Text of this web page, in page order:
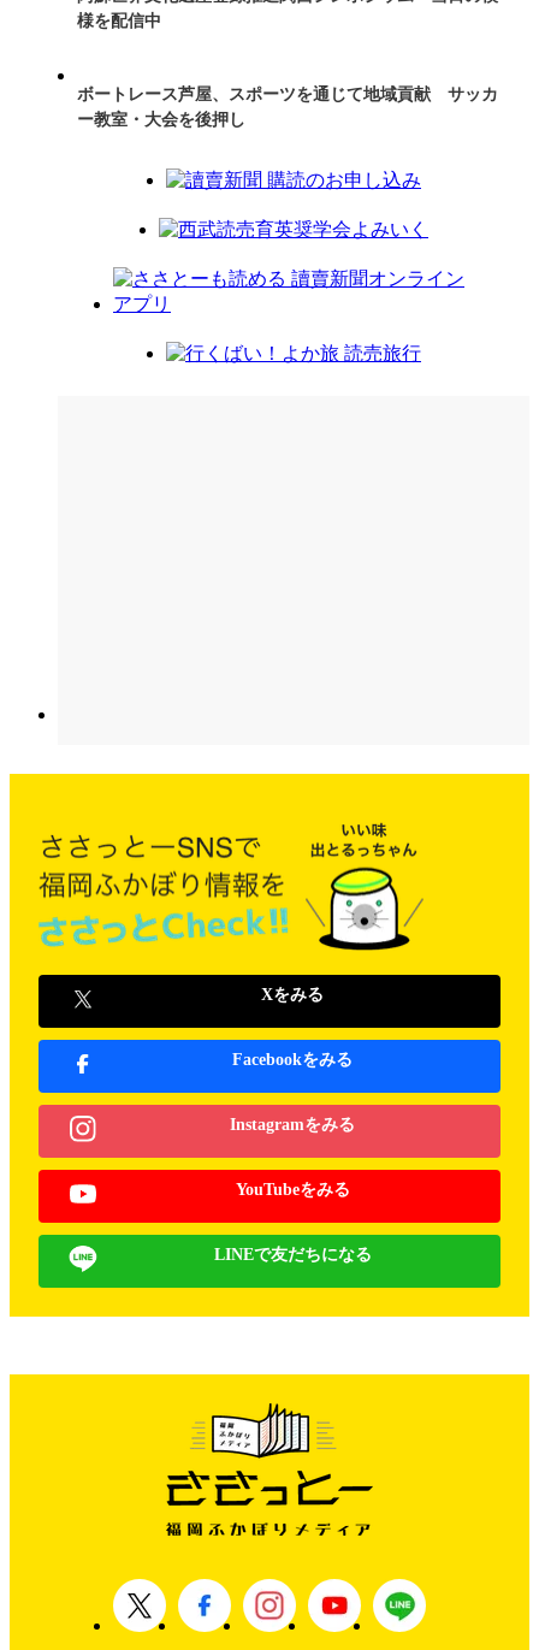
様を配信中
ボートレース芦屋、スポーツを通じて地域貢献 サッカ
ー教室・大会を後押し
Xをみる
Facebookをみる
Instagramをみる
YouTubeをみる
LINEで友だちになる